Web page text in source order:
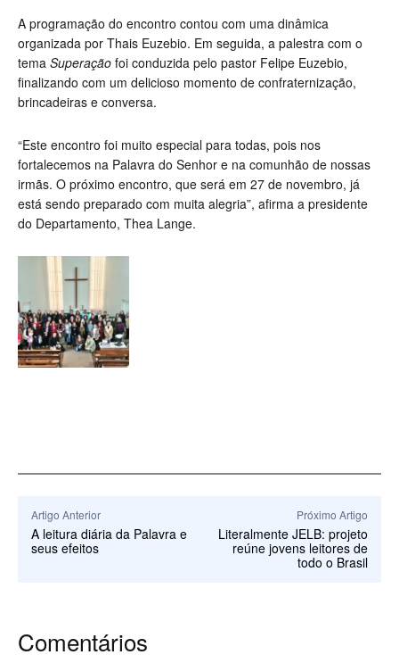
A programação do encontro contou com uma dinâmica
organizada por Thais Euzebio. Em seguida, a palestra com o
tema Superação foi conduzida pelo pastor Felipe Euzebio,
finalizando com um delicioso momento de confraternização,
brincadeiras e conversa.
“Este encontro foi muito especial para todas, pois nos
fortalecemos na Palavra do Senhor e na comunhão de nossas
irmãs. O próximo encontro, que será em 27 de novembro, já
está sendo preparado com muita alegria”, afirma a presidente
do Departamento, Thea Lange.
Artigo Anterior
A leitura diária da Palavra e
seus efeitos
Próximo Artigo
Literalmente JELB: projeto
reúne jovens leitores de
todo o Brasil
Comentários